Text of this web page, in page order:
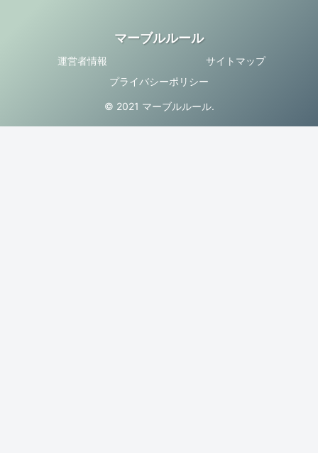
マーブルルール
運営者情報
サイトマップ
プライバシーポリシー
© 2021 マーブルルール.